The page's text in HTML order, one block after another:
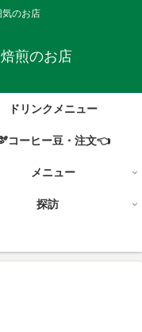
気のお店
煎のお店
ドリンクメニュー
コーヒー豆・注文👈
メニュー
探訪